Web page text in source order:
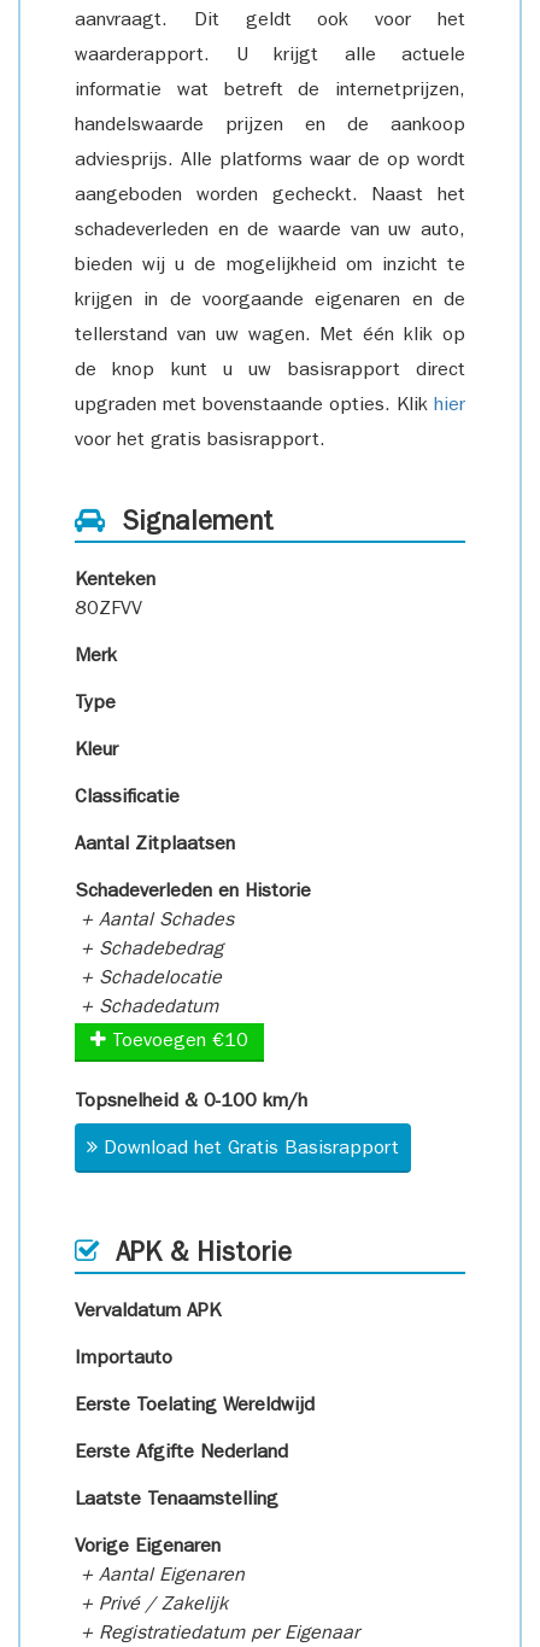
aanvraagt. Dit geldt ook voor het
waarderapport. U krijgt alle actuele
informatie wat betreft de internetprijzen,
handelswaarde prijzen en de aankoop
adviesprijs. Alle platforms waar de op wordt
aangeboden worden gecheckt. Naast het
schadeverleden en de waarde van uw auto,
bieden wij u de mogelijkheid om inzicht te
krijgen in de voorgaande eigenaren en de
tellerstand van uw wagen. Met één klik op
de knop kunt u uw basisrapport direct
upgraden met bovenstaande opties. Klik hier
voor het gratis basisrapport.
Signalement
Kenteken
80ZFVV
Merk
Type
Kleur
Classificatie
Aantal Zitplaatsen
Schadeverleden en Historie
+ Aantal Schades
+ Schadebedrag
+ Schadelocatie
+ Schadedatum
Toevoegen €10
Topsnelheid & 0-100 km/h
Download het Gratis Basisrapport
APK & Historie
Vervaldatum APK
Importauto
Eerste Toelating Wereldwijd
Eerste Afgifte Nederland
Laatste Tenaamstelling
Vorige Eigenaren
+ Aantal Eigenaren
+ Privé / Zakelijk
+ Registratiedatum per Eigenaar